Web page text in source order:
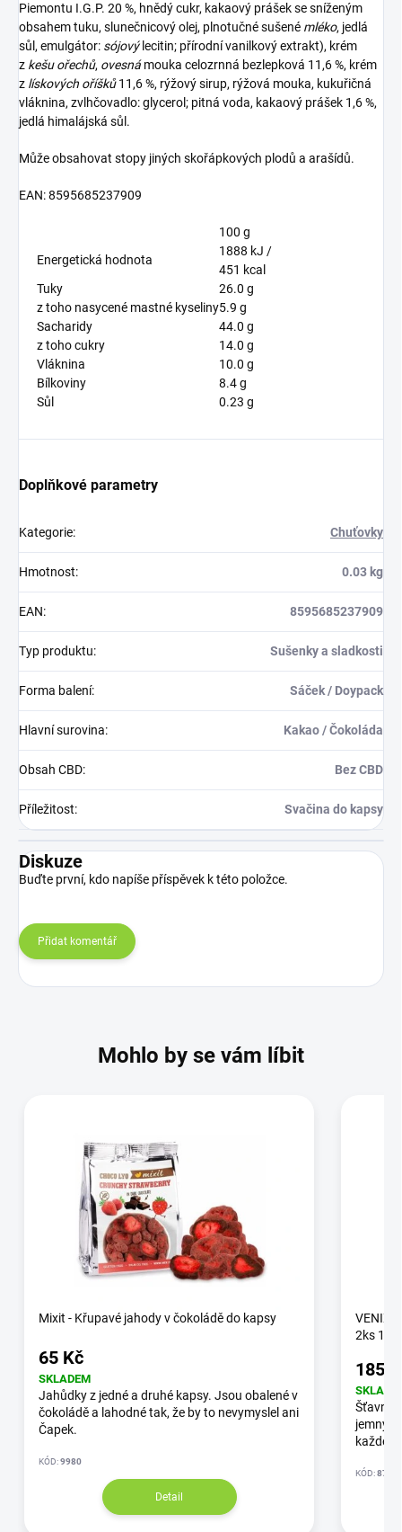
Piemontu I.G.P. 20 %, hnědý cukr, kakaový prášek se sníženým
obsahem tuku, slunečnicový olej, plnotučné sušené mléko, jedlá
sůl, emulgátor: sójový lecitin; přírodní vanilkový extrakt), krém
z kešu ořechů, ovesná mouka celozrnná bezlepková 11,6 %, krém
z lískových oříšků 11,6 %, rýžový sirup, rýžová mouka, kukuřičná
vláknina, zvlhčovadlo: glycerol; pitná voda, kakaový prášek 1,6 %,
jedlá himalájská sůl.
Může obsahovat stopy jiných skořápkových plodů a arašídů.
EAN: 8595685237909
100 g
Energetická hodnota
1888 kJ /
451 kcal
Tuky
26.0 g
z toho nasycené mastné kyseliny5.9 g
Sacharidy
44.0 g
z toho cukry
14.0 g
Vláknina
10.0 g
Bílkoviny
8.4 g
Sůl
0.23 g
Doplňkové parametry
Kategorie: Chuťovky
Hmotnost: 0.03 kg
EAN: 8595685237909
Typ produktu: Sušenky a sladkosti
Forma balení: Sáček / Doypack
Hlavní surovina: Kakao / Čokoláda
Obsah CBD: Bez CBD
Příležitost: Svačina do kapsy
Diskuze
Buďte první, kdo napíše příspěvek k této položce.
Přidat komentář
Mohlo by se vám líbit
Mixit - Křupavé jahody v čokoládě do kapsy
65 Kč
SKLADEM
Jahůdky z jedné a druhé kapsy. Jsou obalené v
čokoládě a lahodné tak, že by to nevymyslel ani
Čapek.
KÓD:9980
Detail
VENIX-
2ks
185
KÓD:87/